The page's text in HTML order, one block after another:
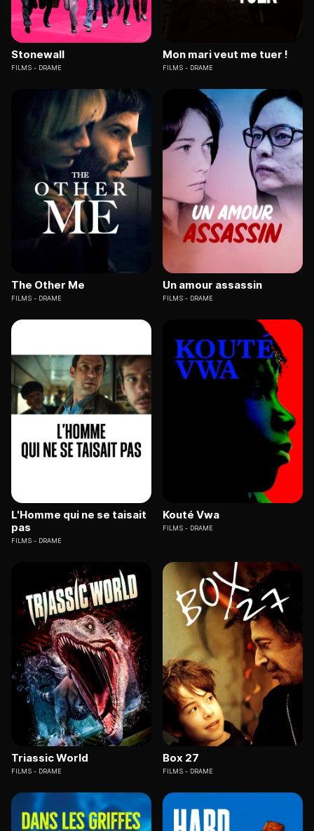
Stonewall
FILMS DRAME
Mon mari veut me tuer !
FILMS DRAME
The Other Me
FILMS DRAME
Un amour assassin
FILMS DRAME
L'Homme qui ne se taisait
pas
FILMS DRAME
Kouté Vwa
FILMS DRAME
Triassic World
FILMS DRAME
Box 27
FILMS DRAME